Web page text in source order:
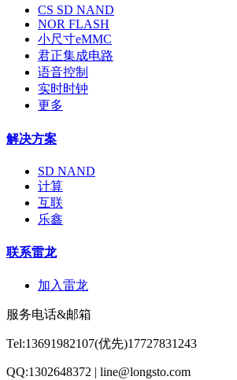
CS SD NAND
NOR FLASH
小尺寸eMMC
君正集成电路
语音控制
实时时钟
更多
解决方案
SD NAND
计算
互联
乐鑫
联系雷龙
加入雷龙
服务电话&邮箱
Tel:13691982107(优先)17727831243
QQ:1302648372 | line@longsto.com